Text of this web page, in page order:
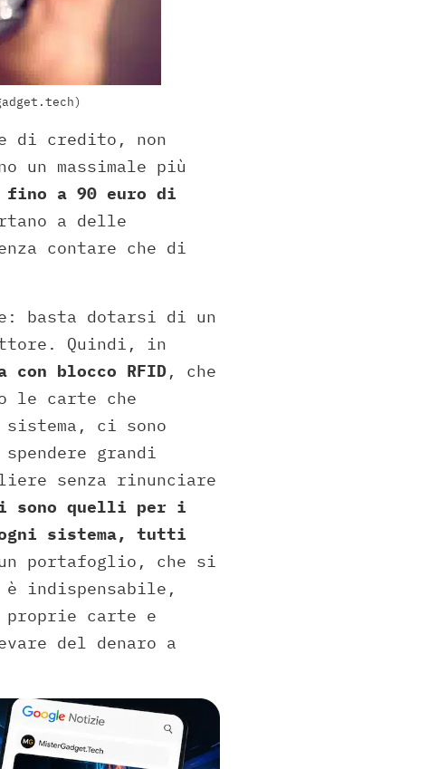
di credito, non
un massimale più
fino a 90 euro di
a delle
contare che di
basta dotarsi di un
Quindi, in
con blocco RFID, che
le carte che
ci sono
grandi
senza rinunciare
sono quelli per i
sistema, tutti
portafoglio, che si
indispensabile,
proprie carte e
del denaro a